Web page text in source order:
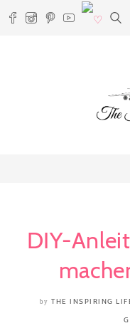
DIY-
by THE INSPIRING